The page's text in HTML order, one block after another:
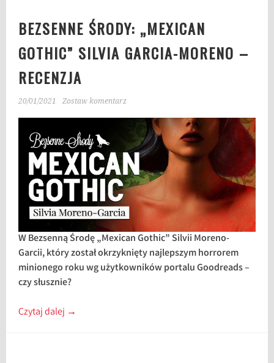
BEZSENNE ŚRODY: „MEXICAN
GOTHIC” SILVIA GARCIA-MORENO –
RECENZJA
20/01/2021 Zostaw komentarz
W Bezsenną Środę „Mexican Gothic” Silvii Moreno-
Garcii, który został okrzyknięty najlepszym horrorem
minionego roku wg użytkowników portalu Goodreads –
czy słusznie?
Czytaj dalej →